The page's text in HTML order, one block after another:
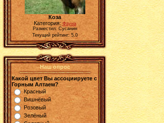
Коза
Категория: Фауна
Разместил: Сусанин
Текущий рейтинг: 5.0
Наш опрос
Какой цвет Вы ассоциируете с
Горным Алтаем?
Красный
Вишнёвый
Розовый
Зелёный